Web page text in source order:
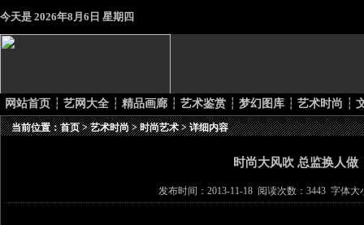
今天是 2026年8月6日 星期四
网站首页 ┆ 艺网大全 ┆ 精品画廊 ┆ 艺术鉴赏 ┆ 梦幻图库 ┆ 艺术时尚 ┆
当前位置：首页>艺术时尚>时尚艺术> 详细内容
时尚大风吹 总监换人做
发布时间：2013-11-18 阅读次数：3443 字体大